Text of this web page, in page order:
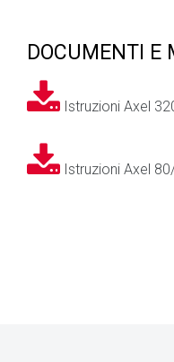
DOCUMENTI E
Istruzioni Axel
Istruzioni Axel